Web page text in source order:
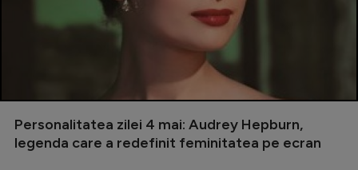
Personalitatea zilei 4 mai: Audrey Hepburn,
legenda care a redefinit feminitatea pe ecran